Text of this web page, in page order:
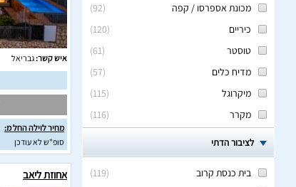
(
92
)
מכונת אספרסו / קפה
(
120
)
כיריים
(
61
)
טוסטר
(
57
)
מדיח כלים
(
115
)
מיקרוגל
(
116
) מקרר
לציבור הדתי
(
119
)
בית כנסת קרוב
איש קשר:גבריאל
מחיר לוילה החל מ:
סופ"ש לא עודכן
אחוזת ליאב